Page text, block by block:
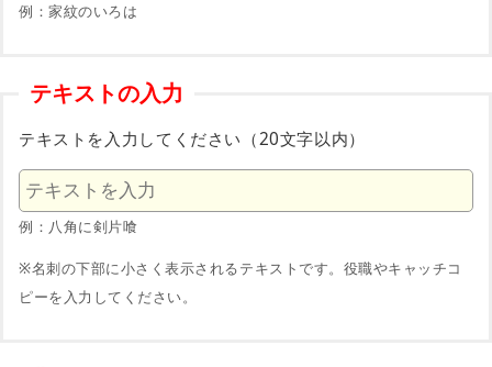
例：家紋のいろは
テキストの入力
テキストを入力してください（20文字以内）
例：八角に剣片喰
※名刺の下部に小さく表示されるテキストです。役職やキャッチコ
ピーを入力してください。